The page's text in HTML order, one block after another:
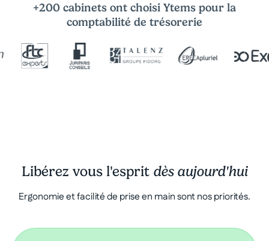
+200 cabinets ont choisi Ytems pour la
comptabilité de trésorerie
Libérez vous l'esprit dès aujourd'hui
Ergonomie et facilité de prise en main sont nos priorités.